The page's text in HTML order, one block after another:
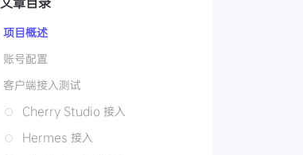
项目概述
账号配置
客户端接入测试
Cherry Studio 接入
Hermes 接入